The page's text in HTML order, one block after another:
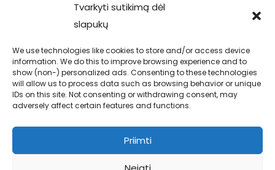
Tvarkyti sutikimą dėl
slapukų
We use technologies like cookies to store and/or access device
information. We do this to improve browsing experience and to
show (non-) personalized ads. Consenting to these technologies
will allow us to process data such as browsing behavior or unique
IDs on this site. Not consenting or withdrawing consent, may
adversely affect certain features and functions.
Priimti
Kontaktai
info@bodyfoodas.lt
+370 600 77017